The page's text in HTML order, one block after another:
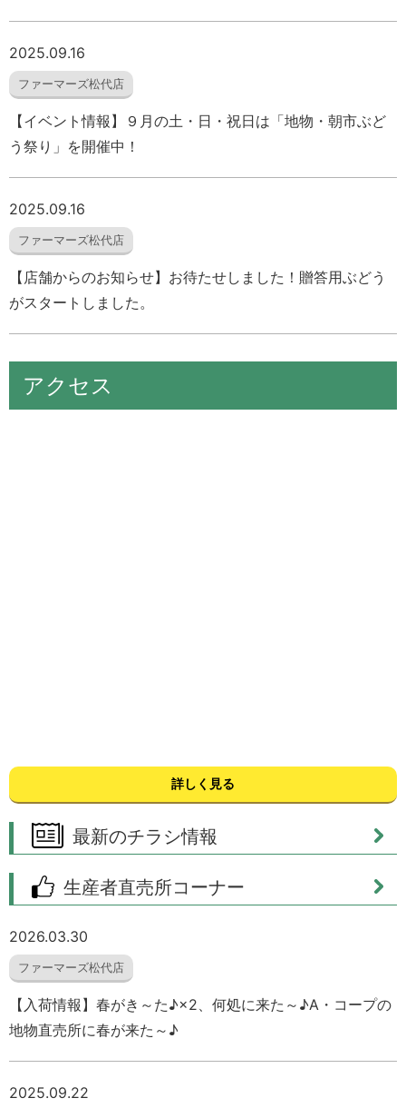
2025.09.16
ファーマーズ松代店
【イベント情報】９月の土・日・祝日は「地物・朝市ぶど
う祭り」を開催中！
2025.09.16
ファーマーズ松代店
【店舗からのお知らせ】お待たせしました！贈答用ぶどう
がスタートしました。
アクセス
詳しく見る
最新のチラシ情報
生産者直売所コーナー
2026.03.30
ファーマーズ松代店
【入荷情報】春がき～た♪×2、何処に来た～♪A・コープの
地物直売所に春が来た～♪
2025.09.22